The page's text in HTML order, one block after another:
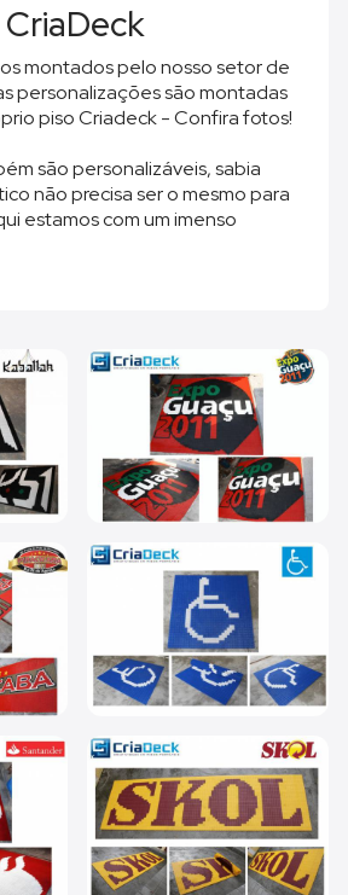
montados pelo nosso setor de
personalizações são montadas
piso Criadeck - Confira fotos!
são personalizáveis, sabia
não precisa ser o mesmo para
estamos com um imenso